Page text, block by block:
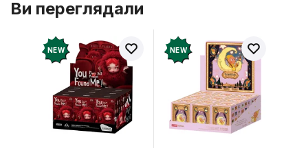
Ви переглядали
NEW NEW